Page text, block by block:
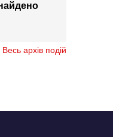
Весь архів подій